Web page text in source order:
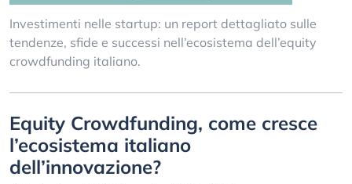
Investimenti nelle startup: un report dettagliato sulle
tendenze, sfide e successi nell’ecosistema dell’equity
crowdfunding italiano.
Equity Crowdfunding, come cresce
l’ecosistema italiano
dell’innovazione?